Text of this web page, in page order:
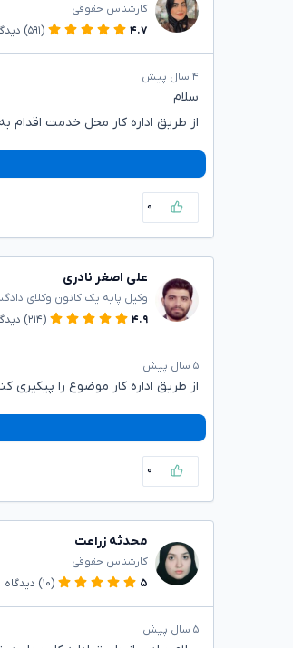
کارشناس حقوقی
۴.۷
(۵۹۱)
۴ سال پیش
سلام
از طریق اداره کار محل خدمت اقدام
۰
علی اصغر نادری
وکیل پایه یک کانون وکلای
۴.۹
(۲۱۴)
۵ سال پیش
از طریق اداره کار موضوع را پیکیری
۰
محدثه زراعت
کارشناس حقوقی
۵
(۱۰) دیدگاه
۵ سال پیش